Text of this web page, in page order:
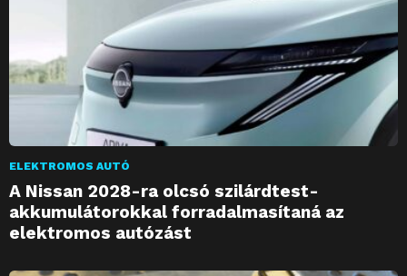
ELEKTROMOS AUTÓ
A Nissan 2028-ra olcsó szilárdtest-
akkumulátorokkal forradalmasítaná az
elektromos autózást